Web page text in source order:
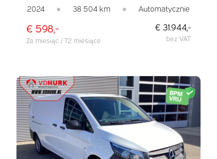
KAMERA, DRZWI OTWIERANE POD KĄTEM
270°, NAWIGACJA, TEMPOMAT, DAB,
2024 ● 38 504 km ● Automatycznie
€ 598,-
Za miesiąc / 72 miesiące
€ 31.944,-
bez VAT